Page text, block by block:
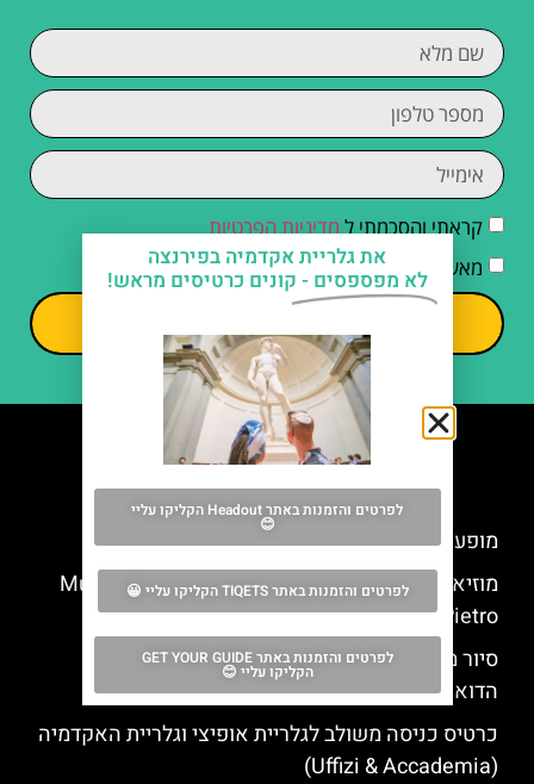
קראתי והסכמתי למדיניות הפרטיות
מאשר/ת קבלת דיוור וחומרים פרסומיים
מה אסור לפספס
מופע אופרה שלושת הטנורים בפירנצה
מוזיאון סן פייטרו בקולה ואל ד'אלזה (Museum San
Pietro)
סיור מודרך בפירנצה: הכיפה של ברונלסקי ומתחם
הדואומו בעיר (Florence)
כרטיס כניסה משולב לגלריית אופיצי וגלריית האקדמיה
(Uffizi & Accademia)
את גלריית אקדמיה בפירנצה
לא מפספסים - קונים כרטיסים מראש!
לפרטים והזמנות באתר Headout הקליקו עליי
😊
לפרטים והזמנות באתר TIQETS הקליקו עליי 😀
לפרטים והזמנות באתר GET YOUR GUIDE
הקליקו עליי 😊